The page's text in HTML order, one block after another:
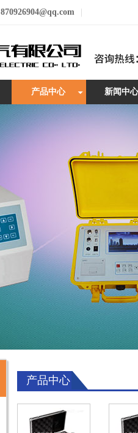
870926904@qq.com
产品中心 新闻中
产品中心